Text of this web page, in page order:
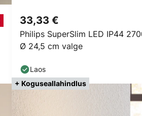
Philips SuperSlim LED IP44
Ø 24,5 cm valge
33,33 €
Laos
+ Koguseallahindlus